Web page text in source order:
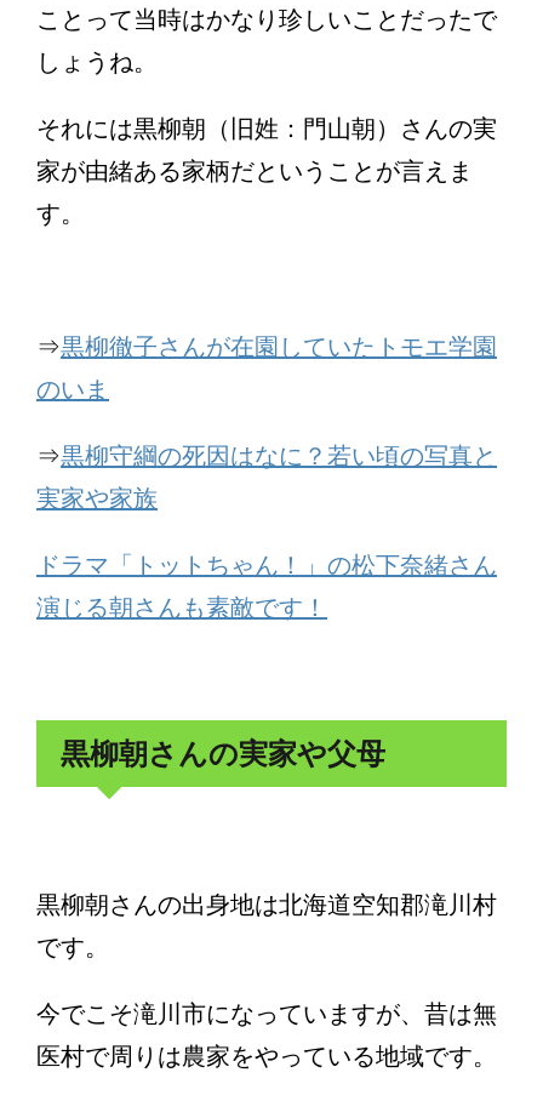
ことって当時はかなり珍しいことだったで
しょうね。
それには黒柳朝（旧姓：門山朝）さんの実
家が由緒ある家柄だということが言えま
す。
⇒黒柳徹子さんが在園していたトモエ学園
のいま
⇒黒柳守綱の死因はなに？若い頃の写真と
実家や家族
ドラマ「トットちゃん！」の松下奈緒さん
演じる朝さんも素敵です！
黒柳朝さんの実家や父母
黒柳朝さんの出身地は北海道空知郡滝川村
です。
今でこそ滝川市になっていますが、昔は無
医村で周りは農家をやっている地域です。